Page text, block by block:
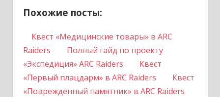
Похожие посты:
Квест «Медицинские товары» в ARC
Raiders
Полный гайд по проекту
«Экспедиция» ARC Raiders
Квест
«Первый плацдарм» в ARC Raiders
Квест
«Поврежденный памятник» в ARC Raiders